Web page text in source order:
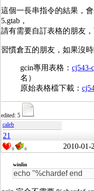
這個一長串指令的結果，
5.gtab，
請有需要自訂表格的朋友
習慣倉五的朋友，如果沒
gcin專用表格： cj543-
名）
原始表格檔下載：
edited: 5
caleb
21
0 0 2010-01-
winlin
echo "%chardef end